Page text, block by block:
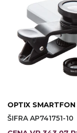
VINO I BAR
UPALJAČI
SLOBODNO
ŠOLJE
OPTIX
ŠIFRA AP741751-10